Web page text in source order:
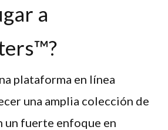
a
plataforma en línea
una amplia colección de
un fuerte enfoque en